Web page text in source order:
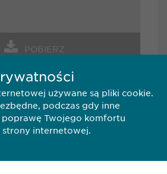
POBIERZ
Sp. z o.o.
używane są pliki cookie.
podczas gdy inne
poprawę Twojego komfortu
strony internetowej.